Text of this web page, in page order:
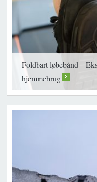
Foldbart løbebånd –
hjemmebrug
>